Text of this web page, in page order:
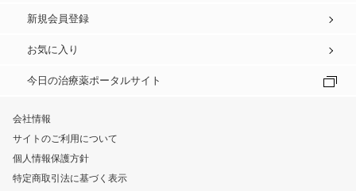
新規会員登録
お気に入り
今日の治療薬ポータルサイト
会社情報
サイトのご利用について
個人情報保護方針
特定商取引法に基づく表示